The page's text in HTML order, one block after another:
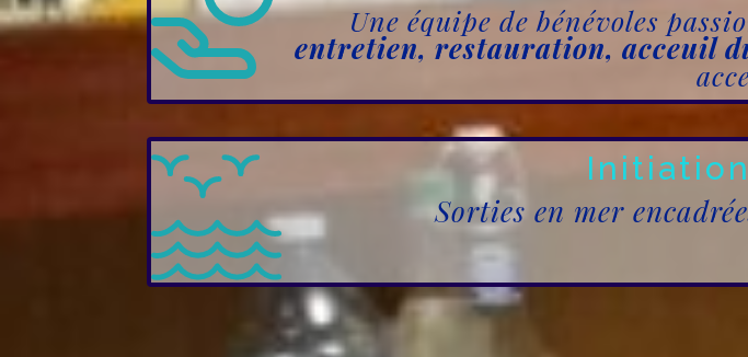
Une équipe de bénévoles
entretien, restauration, acceuil
Sorties en mer